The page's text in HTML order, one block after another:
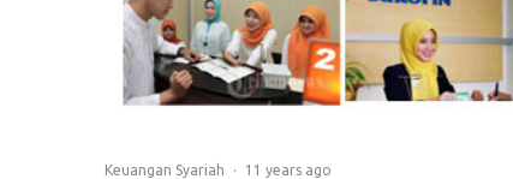
Keuangan Syariah · 11 years ago